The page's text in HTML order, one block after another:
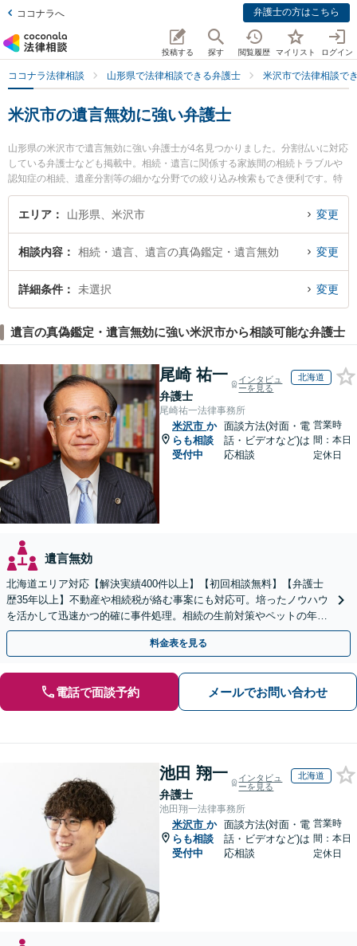
ココナラへ 弁護士の方はこちら
投稿する 探す 閲覧履歴 マイリスト ログイン
ココナラ法律相談 山形県で法律相談できる弁護士 米沢市で法律相談で
米沢市の遺言無効に強い弁護士
山形県の米沢市で遺言無効に強い弁護士が4名見つかりました。分割払いに対応
している弁護士なども掲載中。相続・遺言に関係する家族間の相続トラブルや
認知症の相続、遺産分割等の細かな分野での絞り込み検索もでき便利です。特
にべに花法律事務所の東海林 寛子弁護士や長岡克典法律事務所の長岡 克典弁護
士、米沢舞鶴法律事務所の遠藤 正紀弁護士のプロフィール情報や弁護士費用、
な近くの弁護士を検索したい』『初回相談無料で遺言無効を法律相談できる米
沢市内の弁護士に相談予約したい』などでお困りの相談者さんにおすすめで
す。
エリア 山形県、米沢市 変更
相談内容 相続・遺言、遺言の真偽鑑定・遺言無効 変更
詳細条件 未選択 変更
遺言の真偽鑑定・遺言無効に強い米沢市から相談可能な弁護士
尾崎 祐一
弁護士
インタビュ
ーを見る
北海道
尾崎祐一法律事務所
米沢市 か
らも相談
受付中
面談方法(対面・電
話・ビデオなど)は
応相談
営業時
間：本日
定休日
遺言無効
北海道エリア対応【解決実績400件以上】【初回相談無料】【弁護士
歴35年以上】不動産や相続税が絡む事案にも対応可。培ったノウハウ
を活かして迅速かつ的確に事件処理。相続の生前対策やペットの年金
システムもお任せ【完全個室】【自衛隊前駅8分】
料金表を見る
電話で面談予約 メールでお問い合わせ
池田 翔一
弁護士
インタビュ
ーを見る
北海道
池田翔一法律事務所
米沢市 か
らも相談
受付中
面談方法(対面・電
話・ビデオなど)は
応相談
営業時
間：本日
定休日